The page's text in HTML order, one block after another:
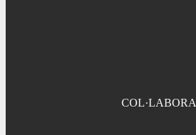
COL·LABORA